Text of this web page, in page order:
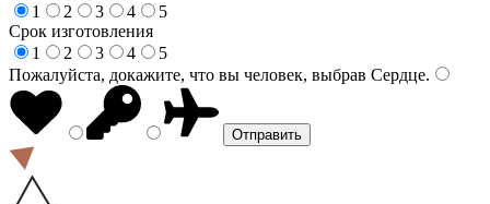
1
2 3 4
5
Срок изготовления
1
2 3 4
5
Пожалуйста, докажите, что вы человек, выбрав Сердце.